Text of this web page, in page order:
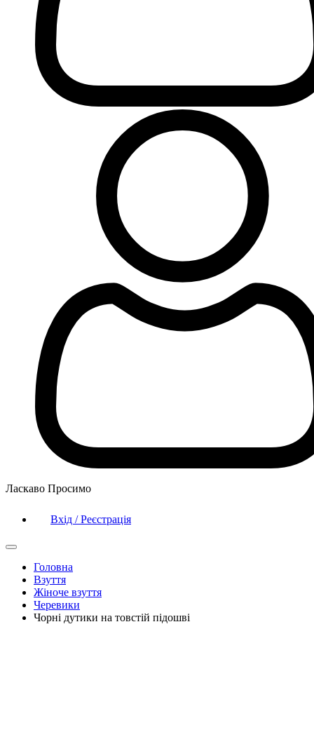
Ласкаво Просимо
Вхід / Реєстрація
Головна
Взуття
Жіноче взуття
Черевики
Чорні дутики на товстій підошві